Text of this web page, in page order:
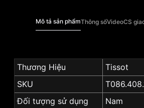
Mô tả sản phẩmThông sốVideoCS
Thương Hiệu
Tissot
SKU
Đối tượng sử dụng
Nam